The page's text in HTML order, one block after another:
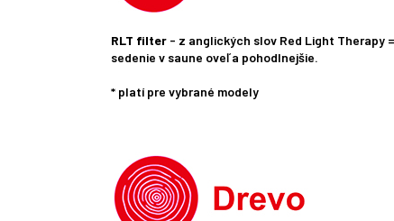
RLT filter - z anglických slov Red Light Therapy
sedenie v saune oveľa pohodlnejšie.
* platí pre vybrané modely